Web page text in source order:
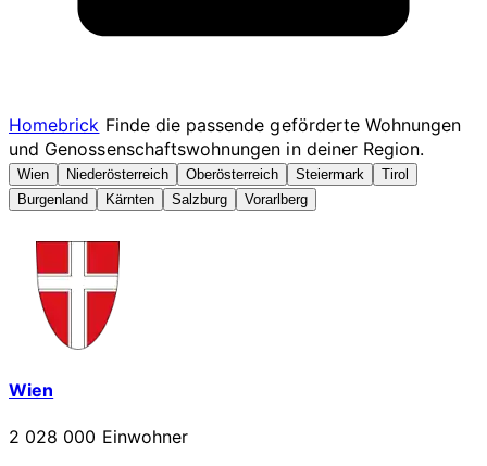
Homebrick Finde die passende geförderte Wohnungen
und Genossenschaftswohnungen in deiner Region.
Wien Niederösterreich Oberösterreich Steiermark
Tirol
Burgenland
Kärnten Salzburg Vorarlberg
Wien
2 028 000 Einwohner